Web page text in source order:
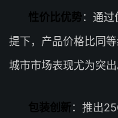
性价比优势：通
提下，产品价格比同
城市市场表现尤为突出
包装创新：推出